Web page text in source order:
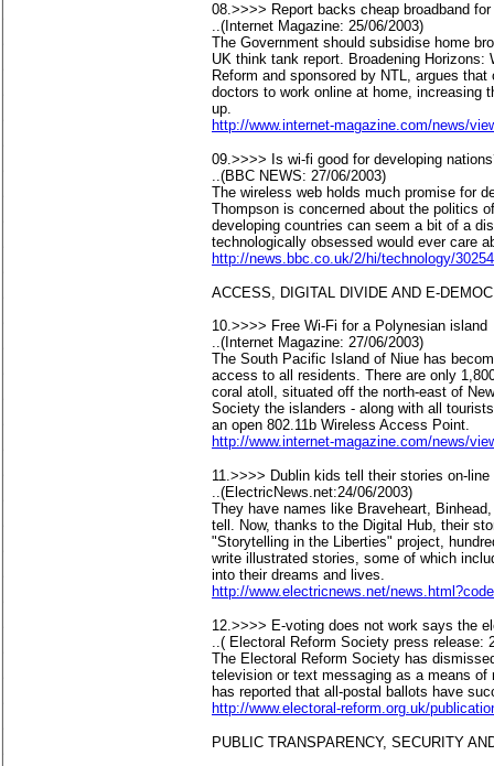
08.>>>> Report backs cheap broadband
..(Internet Magazine: 25/06/2003)
The Government should subsidise home
UK think tank report. Broadening
Reform and sponsored by NTL, argues
doctors to work online at home, increasing
up.
http://www.internet-magazine.com/news/
09.>>>> Is wi-fi good for developing
..(BBC NEWS: 27/06/2003)
The wireless web holds much promise for
Thompson is concerned about the politics
developing countries can seem a bit of a
technologically obsessed would ever care
http://news.bbc.co.uk/2/hi/technology/
ACCESS, DIGITAL DIVIDE AND E-
10.>>>> Free Wi-Fi for a Polynesian island
..(Internet Magazine: 27/06/2003)
The South Pacific Island of Niue has
access to all residents. There are only
coral atoll, situated off the north-east of
Society the islanders - along with all
an open 802.11b Wireless Access Point.
http://www.internet-magazine.com/news/
11.>>>> Dublin kids tell their stories on-line
..(ElectricNews.net:24/06/2003)
They have names like Braveheart,
tell. Now, thanks to the Digital Hub, their
"Storytelling in the Liberties" project,
write illustrated stories, some of which
into their dreams and lives.
http://www.electricnews.net/
12.>>>> E-voting does not work says the
..( Electoral Reform Society press release:
The Electoral Reform Society has
television or text messaging as a means
has reported that all-postal ballots have
http://www.electoral-reform.org.uk/
PUBLIC TRANSPARENCY, SECURITY